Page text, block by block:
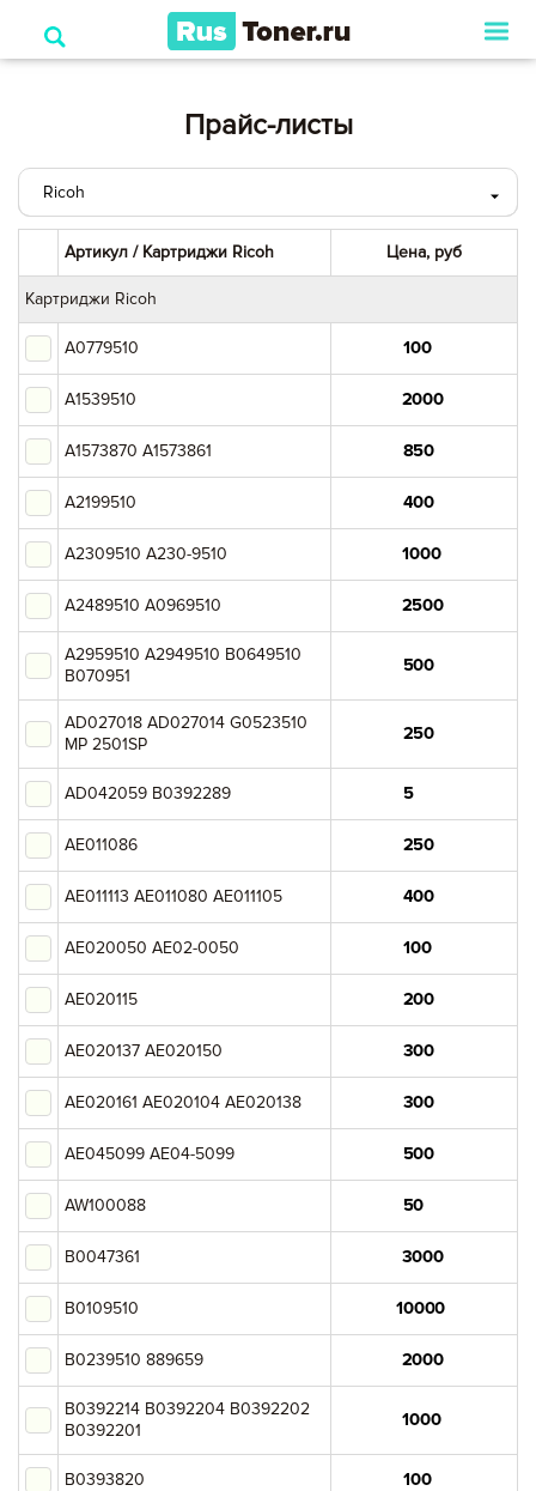
Прайс-листы
Ricoh
Canon
Xerox
Samsung
Panasonic
Kyocera Mita
Oki
Brother
Epson
Konica-Minolta
Lexmark
Ricoh
Sharp
Toshiba
Fujifilm
Pantum
Катюша
Sindoh
Артикул / Картриджи Ricoh Цена, руб
Картриджи Ricoh
A0779510
A1539510
A1573870 A1573861
A2199510
A2309510 A230-9510
A2489510 A0969510
A2959510 A2949510 B0649510
B070951
AD027018 AD027014 G0523510
MP 2501SP
AD042059 B0392289
AE011086
AE011113 AE011080 AE011105
AE020050 AE02-0050
AE020115
AE020137 AE020150
AE020161 AE020104 AE020138
AE045099 AE04-5099
AW100088
B0047361
B0109510
B0239510 889659
B0392214 B0392204 B0392202
B0392201
B0393820